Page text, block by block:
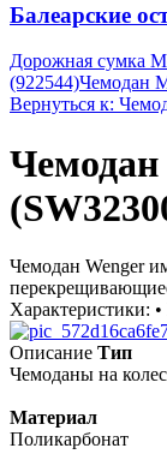
Балеарские
Дорожная сумка
(922544)Чемодан
Вернуться к:
Чемодан
Чемодан Wenger
Характеристики:
Описание Тип
Чемоданы на
Материал
Поликарбонат